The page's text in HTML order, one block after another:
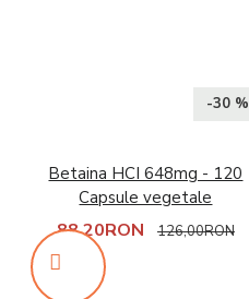
-30 %
Betaina HCI 648mg - 120
Capsule vegetale
88,20RON 126,00RON